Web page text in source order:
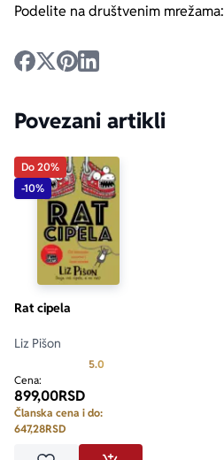
Podelite na društvenim mrežama:
Povezani artikli
Do 20%
-10%
Rat cipela
Liz Pišon
5.0
Cena:
899,00RSD
Članska cena i do:
647,28RSD